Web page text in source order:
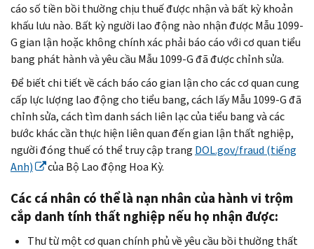
cáo số tiền bồi thường chịu thuế được nhận và bất kỳ khoản
khấu lưu nào. Bất kỳ người lao động nào nhận được Mẫu 1099-
G gian lận hoặc không chính xác phải báo cáo với cơ quan tiểu
bang phát hành và yêu cầu Mẫu 1099-G đã được chỉnh sửa.
Để biết chi tiết về cách báo cáo gian lận cho các cơ quan cung
cấp lực lượng lao động cho tiểu bang, cách lấy Mẫu 1099-G đã
chỉnh sửa, cách tìm danh sách liên lạc của tiểu bang và các
bước khác cần thực hiện liên quan đến gian lận thất nghiệp,
người đóng thuế có thể truy cập trang DOL.gov/fraud (tiếng
Anh)
của Bộ Lao động Hoa Kỳ.
Các cá nhân có thể là nạn nhân của hành vi trộm
cắp danh tính thất nghiệp nếu họ nhận được:
Thư từ một cơ quan chính phủ về yêu cầu bồi thường thất